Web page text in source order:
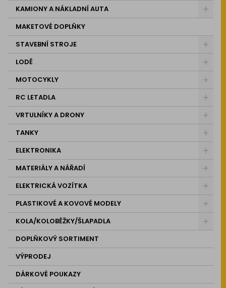
KAMIONY A NÁKLADNÍ AUTA
MAKETOVÉ DOPLŇKY
STAVEBNÍ STROJE
LODĚ
MOTOCYKLY
RC LETADLA
VRTULNÍKY A DRONY
TANKY
ELEKTRONIKA
MATERIÁLY A NÁŘADÍ
ELEKTRICKÁ VOZÍTKA
PLASTIKOVÉ A KOVOVÉ MODELY
KOLA/KOLOBĚŽKY/ŠLAPADLA
DOPLŇKOVÝ SORTIMENT
VÝPRODEJ
DÁRKOVÉ POUKAZY